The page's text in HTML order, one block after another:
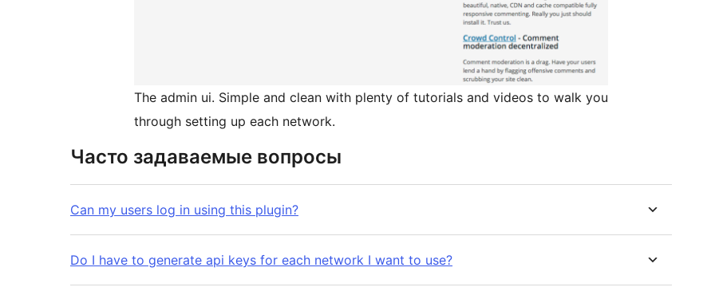
The admin ui. Simple and clean with plenty of tutorials and videos to walk you
through setting up each network.
Часто задаваемые вопросы
Can my users log in using this plugin?
Do I have to generate api keys for each network I want to use?